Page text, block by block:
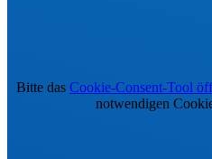
Bitte das Cookie-Consent-Tool
notwendigen